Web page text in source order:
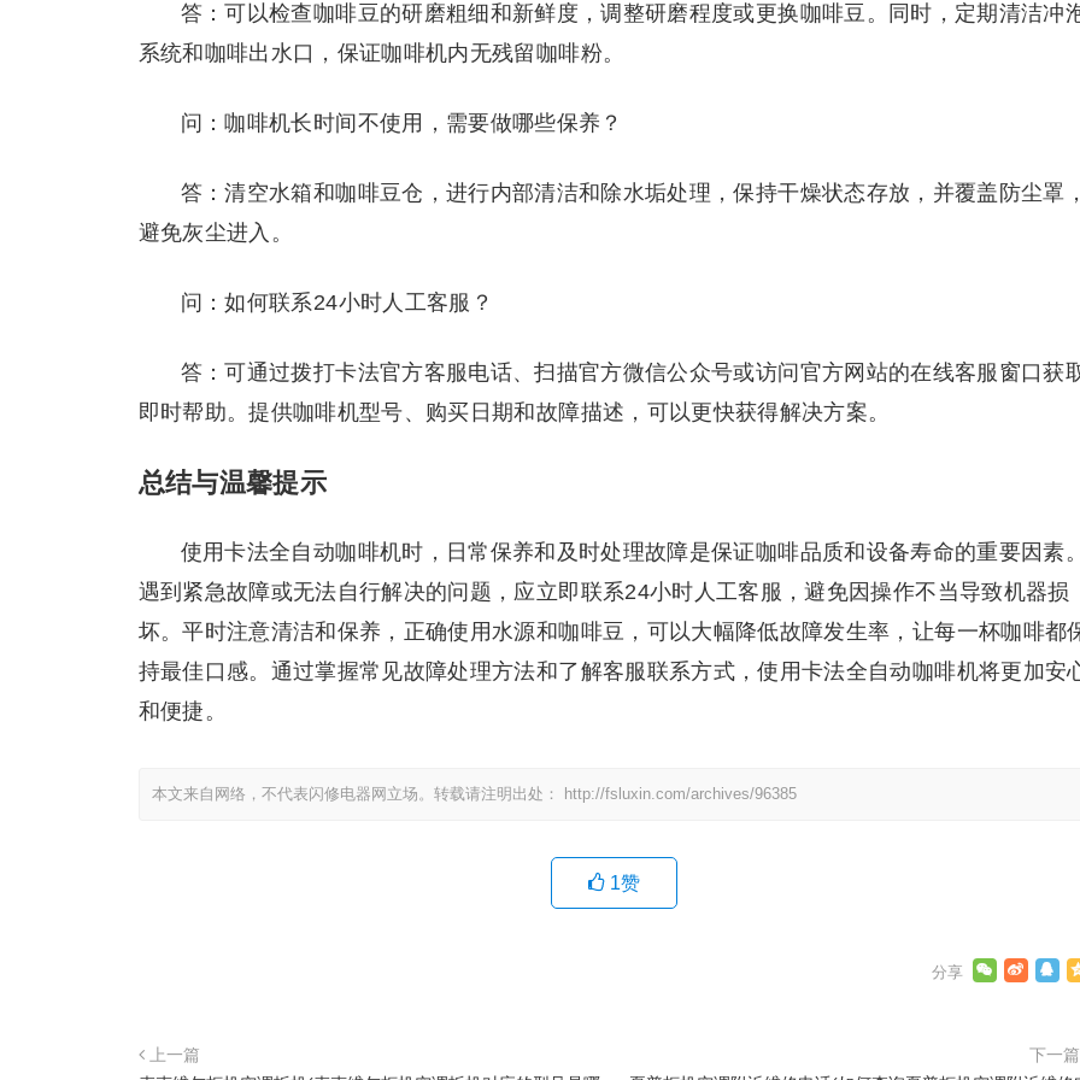
答：可以检查咖啡豆的研磨粗细和新鲜度，调整研磨程度或更换咖啡豆。同时，定期清洁冲
系统和咖啡出水口，保证咖啡机内无残留咖啡粉。
问：咖啡机长时间不使用，需要做哪些保养？
答：清空水箱和咖啡豆仓，进行内部清洁和除水垢处理，保持干燥状态存放，并覆盖防尘罩，
避免灰尘进入。
问：如何联系24小时人工客服？
答：可通过拨打卡法官方客服电话、扫描官方微信公众号或访问官方网站的在线客服窗口获
即时帮助。提供咖啡机型号、购买日期和故障描述，可以更快获得解决方案。
总结与温馨提示
使用卡法全自动咖啡机时，日常保养和及时处理故障是保证咖啡品质和设备寿命的重要因素。
遇到紧急故障或无法自行解决的问题，应立即联系24小时人工客服，避免因操作不当导致机器损
坏。平时注意清洁和保养，正确使用水源和咖啡豆，可以大幅降低故障发生率，让每一杯咖啡都
持最佳口感。通过掌握常见故障处理方法和了解客服联系方式，使用卡法全自动咖啡机将更加安
和便捷。
本文来自网络，不代表闪修电器网立场。转载请注明出处： http://fsluxin.com/archives/96385
1赞
上一篇
下一篇